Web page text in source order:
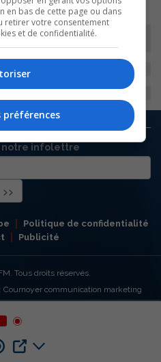
notre infolettre
Politique de confidentialité
Publicité
Tous droits réservés.
communication marketing
en bas de cette page ou dans
retirer votre consentement
et de confidentialité.
préférences